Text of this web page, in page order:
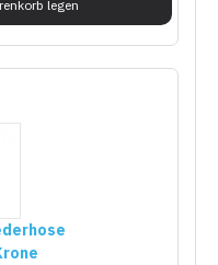
legen